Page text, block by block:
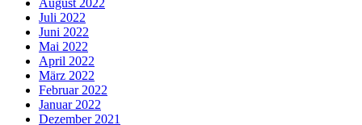
August 2022
Juli 2022
Juni 2022
Mai 2022
April 2022
März 2022
Februar 2022
Januar 2022
Dezember 2021